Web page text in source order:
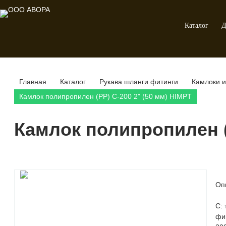
Каталог
Главная Каталог Рукава шланги фитинги
Камлоки
Камлок полипропилен (РР) C-200 2" (50 мм) HIMPT
Камлок полипропилен
С: